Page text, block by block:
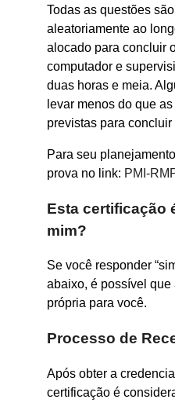
Todas as questões
aleatoriamente ao
alocado para concluir
computador e
duas horas e meia.
levar menos do que
previstas para concluir
Para seu
prova no link: PMI-
Esta certificação
mim?
Se você responder
abaixo, é possível
própria para você.
Processo de
Após obter a
certificação é